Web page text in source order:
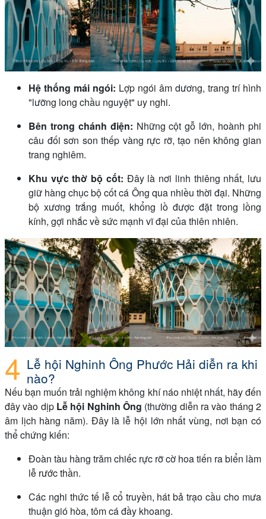
Hệ thống mái ngói: Lợp ngói âm dương, trang trí hình
"lưỡng long chầu nguyệt" uy nghi.
Bên trong chánh điện: Những cột gỗ lớn, hoành phi
câu đối sơn son thếp vàng rực rỡ, tạo nên không gian
trang nghiêm.
Khu vực thờ bộ cốt: Đây là nơi linh thiêng nhất, lưu
giữ hàng chục bộ cốt cá Ông qua nhiều thời đại. Những
bộ xương trắng muốt, khổng lồ được đặt trong lồng
kính, gợi nhắc về sức mạnh vĩ đại của thiên nhiên.
Lễ hội Nghinh Ông Phước Hải diễn ra khi
nào?
Nếu bạn muốn trải nghiệm không khí náo nhiệt nhất, hãy đến
đây vào dịp Lễ hội Nghinh Ông (thường diễn ra vào tháng 2
âm lịch hàng năm). Đây là lễ hội lớn nhất vùng, nơi bạn có
thể chứng kiến:
Đoàn tàu hàng trăm chiếc rực rỡ cờ hoa tiến ra biển làm
lễ rước thần.
Các nghi thức tế lễ cổ truyền, hát bả trạo cầu cho mưa
thuận gió hòa, tôm cá đầy khoang.